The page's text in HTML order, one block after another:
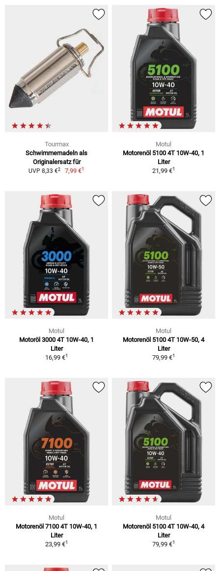
Tourmax
Schwimmernadeln als
Originalersatz für
UVP 8,33 €2 7,99 €1
Motul
Motorenöl 5100 4T 10W-40, 1
Liter
21,99 €1
Motul
Motoröl 3000 4T 10W-40, 1
Liter
16,99 €1
Motul
Motorenöl 5100 4T 10W-50, 4
Liter
79,99 €1
Motul
Motorenöl 7100 4T 10W-40, 1
Liter
23,99 €1
Motul
Motorenöl 5100 4T 10W-40, 4
Liter
79,99 €1